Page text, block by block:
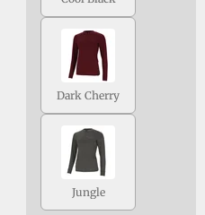
Dark Cherry
Jungle